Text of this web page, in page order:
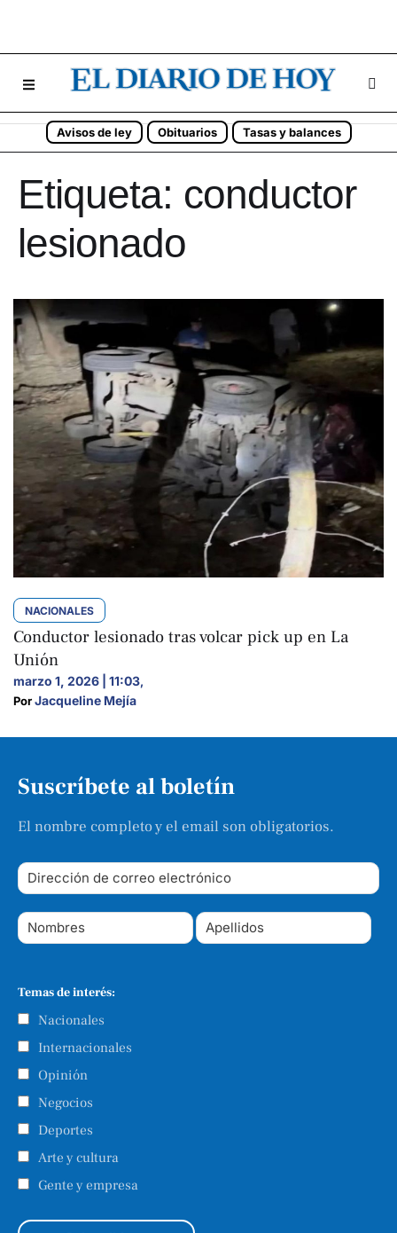
Avisos de ley Obituarios Tasas y balances
Etiqueta: conductor
lesionado
NACIONALES
Conductor lesionado tras volcar pick up en La
Unión
marzo 1, 2026 | 11:03,
Por Jacqueline Mejía
Suscríbete al boletín
El nombre completo y el email son obligatorios.
Temas de interés:
Nacionales
Internacionales
Opinión
Negocios
Deportes
Arte y cultura
Gente y empresa